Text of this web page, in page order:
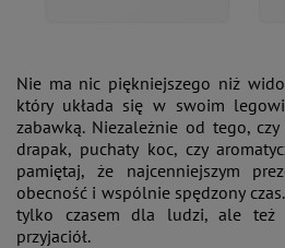
Nie ma nic piękniejszego niż
który układa się w swoim
zabawką. Niezależnie od tego,
drapak, puchaty koc, czy
pamiętaj, że najcenniejszym
obecność i wspólnie spędzony
tylko czasem dla ludzi, ale też
przyjaciół.